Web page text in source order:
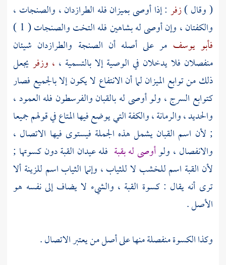
( وقال )زفر : إذا أوصى بميزان فله الطرازدان ، والصنجات ،
والكفتان ، وإن أوصى له بشاهين فله التخت والصنجات ( 1 )
فأبو يوسف مر على أصله أن الصنجة والطرازدان شيئان
منفصلان فلا يدخلان في الوصية إلا بالتسمية ، ، وزفر يجعل
ذلك من توابع الميزان لما أن الانتفاع لا يكون إلا بالجميع فصار
كتوابع السرج ، ولو أوصى له بالقبان والفرسطون فله العمود ،
والحديد ، والرمانة ، والكفة التي يوضع فيها المتاع في قولهم جميعا
; لأن اسم القبان يشمل هذه الجملة فيستوى فيها الاتصال ،
والانفصال ، ولوأوصى له بقبة فله عيدان القبة دون كسوتها ;
لأن القبة اسم للخشب لا للثياب ، وإنما الثياب اسم للزينة ألا
ترى أنه يقال : كسوة القبة ، والشيء لا يضاف إلى نفسه هو
الأصل .
وكذا الكسوة منفصلة منها على أصل من يعتبر الاتصال .